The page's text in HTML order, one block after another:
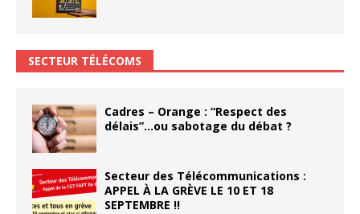
SECTEUR TÉLÉCOMS
Cadres – Orange : “Respect des
délais”…ou sabotage du débat ?
Secteur des Télécommunications :
APPEL À LA GRÈVE LE 10 ET 18
SEPTEMBRE !!